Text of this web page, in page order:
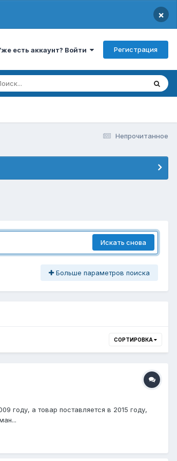
×
есть аккаунт? Войти Регистрация
Непрочитанное
Искать снова
Больше параметров поиска
СОРТИРОВКА
году, а товар поставляется в 2015 году,